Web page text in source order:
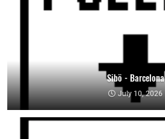
Sibö - Barcelona
July 10, 2026